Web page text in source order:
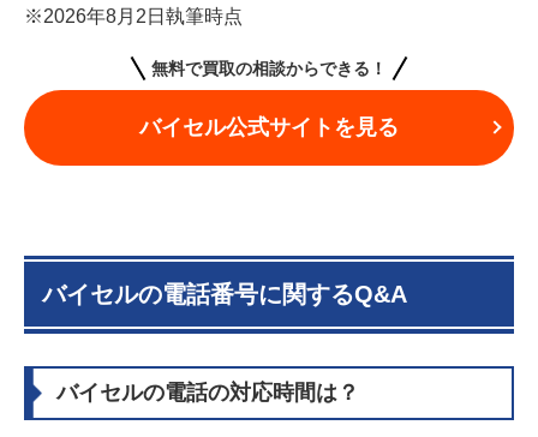
※2026年8月2日執筆時点
無料で買取の相談からできる！
バイセル公式サイトを見る
バイセルの電話番号に関するQ&A
バイセルの電話の対応時間は？